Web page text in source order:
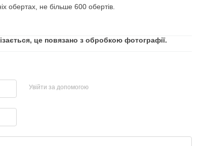
обертах, не більше 600 обертів.
це повязано з обробкою фотографії.
Увійти за допомогою